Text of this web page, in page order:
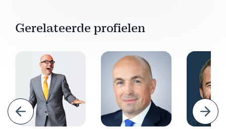
Gerelateerde profielen